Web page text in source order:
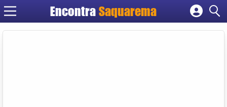
Encontra Saquarema
Cadastrar empresa